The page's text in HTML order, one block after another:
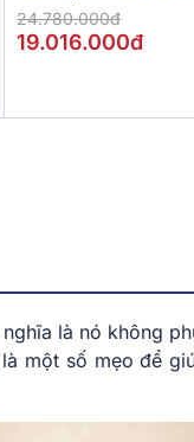
Powerful
24.780.000đ
19.016.000đ
là nó không
một số mẹo để